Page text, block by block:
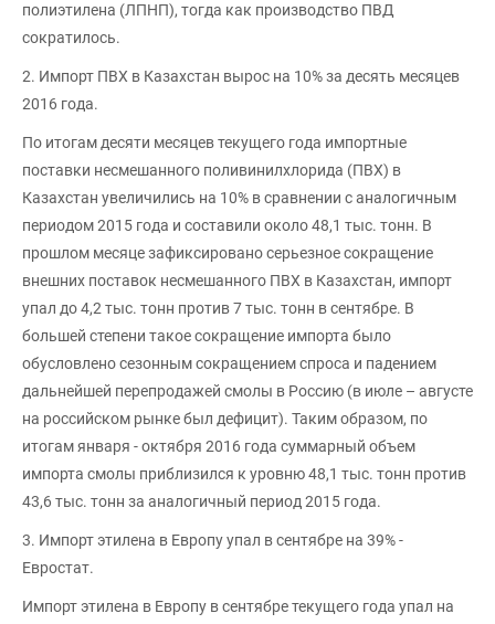
полиэтилена (ЛПНП), тогда как производство ПВД
сократилось.
2. Импорт ПВХ в Казахстан вырос на 10% за десять месяцев
2016 года.
По итогам десяти месяцев текущего года импортные
поставки несмешанного поливинилхлорида (ПВХ) в
Казахстан увеличились на 10% в сравнении с аналогичным
периодом 2015 года и составили около 48,1 тыс. тонн. В
прошлом месяце зафиксировано серьезное сокращение
внешних поставок несмешанного ПВХ в Казахстан, импорт
упал до 4,2 тыс. тонн против 7 тыс. тонн в сентябре. В
большей степени такое сокращение импорта было
обусловлено сезонным сокращением спроса и падением
дальнейшей перепродажей смолы в Россию (в июле – августе
на российском рынке был дефицит). Таким образом, по
итогам января - октября 2016 года суммарный объем
импорта смолы приблизился к уровню 48,1 тыс. тонн против
43,6 тыс. тонн за аналогичный период 2015 года.
3. Импорт этилена в Европу упал в сентябре на 39% -
Евростат.
Импорт этилена в Европу в сентябре текущего года упал на